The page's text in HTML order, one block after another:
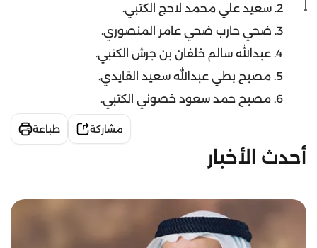
2. سعيد علي محمد لاحج الكتبي.
3. ضحي حارب ضحي عامر المنصوري.
4. عبدالله سالم خلفان بن جرش الكتبي.
5. مصبح بطي عبدالله سعيد القايدي.
6. مصبح حمد سعود خصوني الكتبي.
مشاركة طباعة
أحدث الأخبار